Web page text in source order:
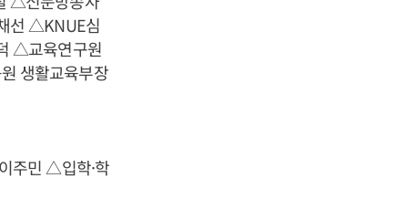
선 △KNUE심
△교육연구원
생활교육부장
주민 △입학·학